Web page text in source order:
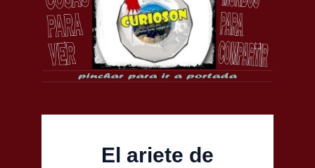
El ariete de